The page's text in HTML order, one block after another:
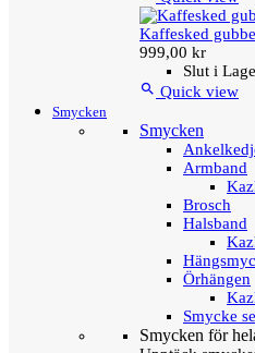
Kaffesked
999,00 kr
Slut i
 Quick view
Smycken
Smycken
Armband
Brosch
Halsband
Örhängen
Smycke
Smycken för